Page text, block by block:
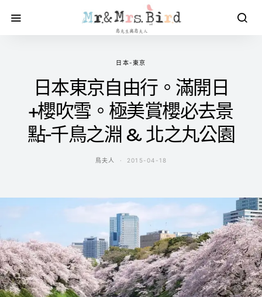
日本-東京
日本東京自由行。滿開日
+櫻吹雪。極美賞櫻必去景
點-千鳥之淵 & 北之丸公園
鳥夫人 2015-04-18